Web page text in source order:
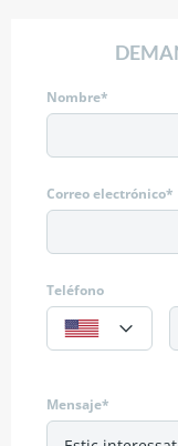
Nombre*
Correo electrónico*
Teléfono
Mensaje*